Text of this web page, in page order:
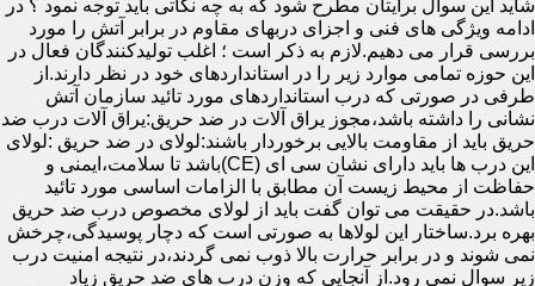
شاید این سوال برایتان مطرح شود که به چه نکاتی باید توجه نمود ؟ در
ادامه ویژگی های فنی و اجزای دربهای مقاوم در برابر آتش را مورد
بررسی قرار می دهیم.لازم به ذکر است ؛ اغلب تولیدکنندگان فعال در
این حوزه تمامی موارد زیر را در استانداردهای خود در نظر دارند.از
طرفی در صورتی که درب استانداردهای مورد تائید سازمان آتش
نشانی را داشته باشد،مجوز یراق آلات در ضد حریق:یراق آلات درب ضد
حریق باید از مقاومت بالایی برخوردار باشند:لولای در ضد حریق :لولای
این درب ها باید دارای نشان سی ای (CE)باشد تا سلامت،ایمنی و
حفاظت از محیط زیست آن مطابق با الزامات اساسی مورد تائید
باشد.در حقیقت می توان گفت باید از لولای مخصوص درب ضد حریق
بهره برد.ساختار این لولاها به صورتی است که دچار پوسیدگی،چرخش
نمی شوند و در برابر حرارت بالا ذوب نمی گردند،در نتیجه امنیت درب
زیر سوال نمی رود.از آنجایی که وزن درب های ضد حریق زیاد